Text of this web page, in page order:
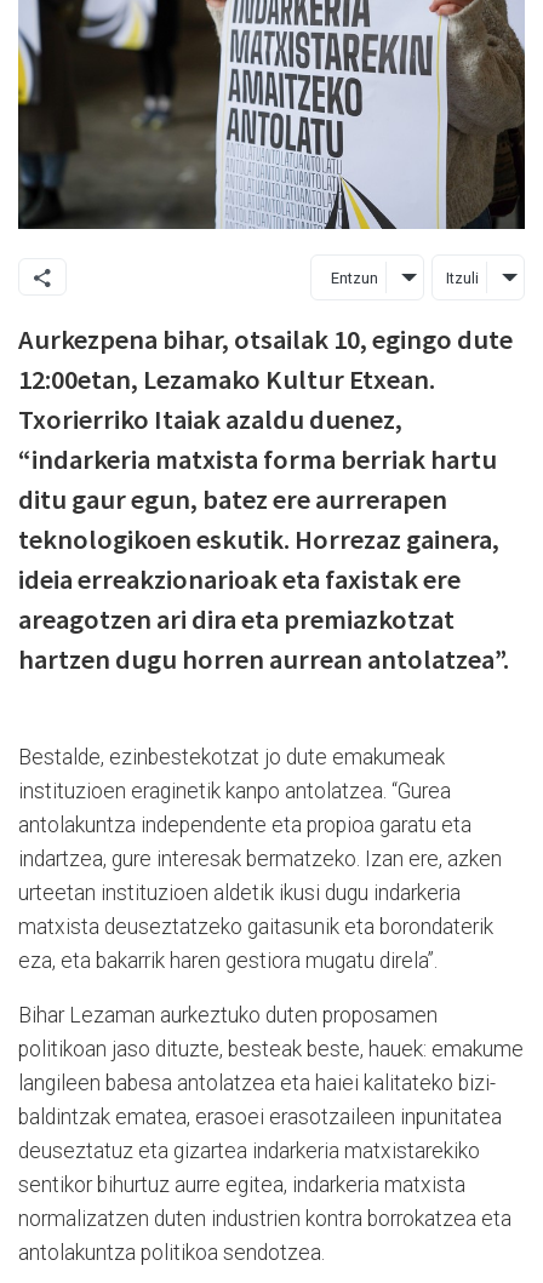
Entzun Itzuli
Aurkezpena bihar, otsailak 10, egingo dute
12:00etan, Lezamako Kultur Etxean.
Txorierriko Itaiak azaldu duenez,
“indarkeria matxista forma berriak hartu
ditu gaur egun, batez ere aurrerapen
teknologikoen eskutik. Horrezaz gainera,
ideia erreakzionarioak eta faxistak ere
areagotzen ari dira eta premiazkotzat
hartzen dugu horren aurrean antolatzea”.
Bestalde, ezinbestekotzat jo dute emakumeak
instituzioen eraginetik kanpo antolatzea. “Gurea
antolakuntza independente eta propioa garatu eta
indartzea, gure interesak bermatzeko. Izan ere, azken
urteetan instituzioen aldetik ikusi dugu indarkeria
matxista deuseztatzeko gaitasunik eta borondaterik
eza, eta bakarrik haren gestiora mugatu direla”.
Bihar Lezaman aurkeztuko duten proposamen
politikoan jaso dituzte, besteak beste, hauek: emakume
langileen babesa antolatzea eta haiei kalitateko bizi-
baldintzak ematea, erasoei erasotzaileen inpunitatea
deuseztatuz eta gizartea indarkeria matxistarekiko
sentikor bihurtuz aurre egitea, indarkeria matxista
normalizatzen duten industrien kontra borrokatzea eta
antolakuntza politikoa sendotzea.